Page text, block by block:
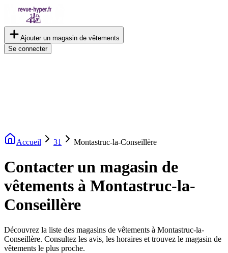
Ajouter un magasin de vêtements
Se connecter
Accueil 31 Montastruc-la-Conseillère
Contacter un magasin de
vêtements à Montastruc-la-
Conseillère
Découvrez la liste des magasins de vêtements à Montastruc-la-
Conseillère. Consultez les avis, les horaires et trouvez le magasin de
vêtements le plus proche.